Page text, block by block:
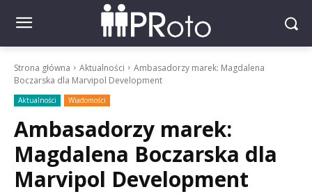
Strona główna Aktualności
Ambasadorzy marek: Magdalena
Boczarska dla Marvipol Development
Aktualności Wiadomości
Ambasadorzy marek:
Magdalena Boczarska dla
Marvipol Development